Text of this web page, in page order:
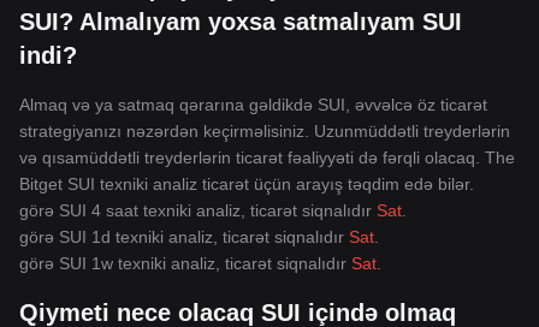
SUI? Almalıyam yoxsa satmalıyam SUI
indi?
Almaq və ya satmaq qərarına gəldikdə SUI, əvvəlcə öz ticarət
strategiyanızı nəzərdən keçirməlisiniz. Uzunmüddətli treyderlərin
və qısamüddətli treyderlərin ticarət fəaliyyəti də fərqli olacaq. The
Bitget SUI texniki analiz ticarət üçün arayış təqdim edə bilər.
görə SUI 4 saat texniki analiz, ticarət siqnalıdır Sat
görə SUI 1d texniki analiz, ticarət siqnalıdır Sat
görə SUI 1w texniki analiz, ticarət siqnalıdır Sat
Qiymeti nece olacaq SUI içində olmaq